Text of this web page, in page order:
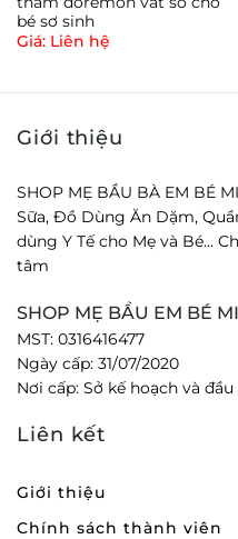
bé sơ sinh
Giá: Liên hệ
Giới thiệu
SHOP MẸ BẦU BÀ EM BÉ
Sữa, Đồ Dùng Ăn Dặm,
dùng Y Tế cho Mẹ và Bé...
tâm
SHOP MẸ BẦU EM BÉ
MST: 0316416477
Ngày cấp: 31/07/2020
Nơi cấp: Sở kế hoạch và
Liên kết
Giới thiệu
Chính sách thành viên